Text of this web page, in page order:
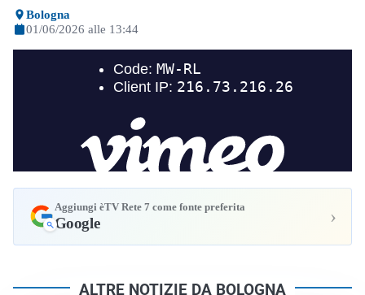
Bologna
01/06/2026 alle 13:44
Aggiungi èTV Rete 7 come fonte preferita
Google ›
ALTRE NOTIZIE DA BOLOGNA